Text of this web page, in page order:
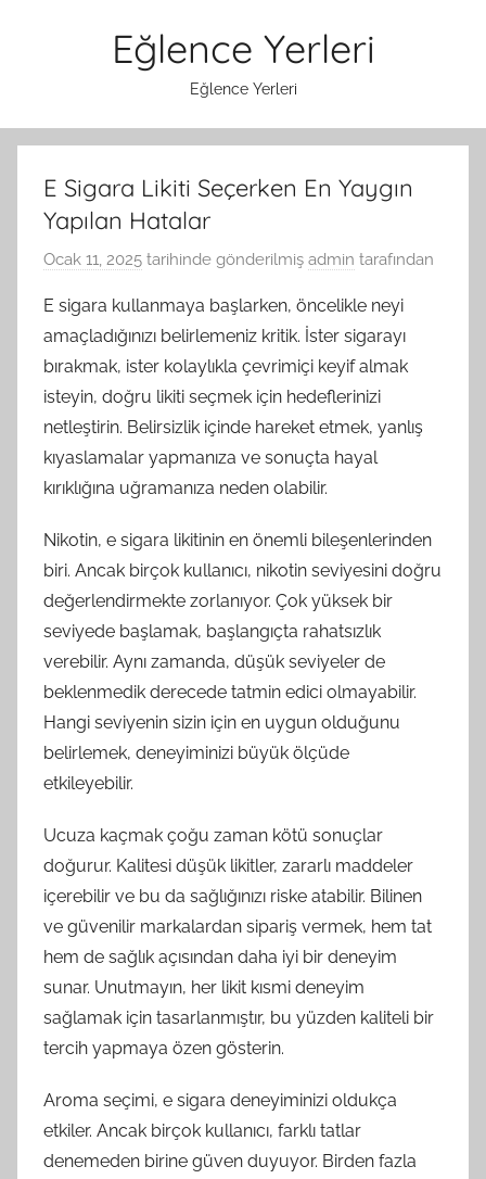
Eğlence Yerleri
Eğlence Yerleri
E Sigara Likiti Seçerken En Yaygın
Yapılan Hatalar
Ocak 11, 2025 tarihinde gönderilmiş admin tarafından
E sigara kullanmaya başlarken, öncelikle neyi
amaçladığınızı belirlemeniz kritik. İster sigarayı
bırakmak, ister kolaylıkla çevrimiçi keyif almak
isteyin, doğru likiti seçmek için hedeflerinizi
netleştirin. Belirsizlik içinde hareket etmek, yanlış
kıyaslamalar yapmanıza ve sonuçta hayal
kırıklığına uğramanıza neden olabilir.
Nikotin, e sigara likitinin en önemli bileşenlerinden
biri. Ancak birçok kullanıcı, nikotin seviyesini doğru
değerlendirmekte zorlanıyor. Çok yüksek bir
seviyede başlamak, başlangıçta rahatsızlık
verebilir. Aynı zamanda, düşük seviyeler de
beklenmedik derecede tatmin edici olmayabilir.
Hangi seviyenin sizin için en uygun olduğunu
belirlemek, deneyiminizi büyük ölçüde
etkileyebilir.
Ucuza kaçmak çoğu zaman kötü sonuçlar
doğurur. Kalitesi düşük likitler, zararlı maddeler
içerebilir ve bu da sağlığınızı riske atabilir. Bilinen
ve güvenilir markalardan sipariş vermek, hem tat
hem de sağlık açısından daha iyi bir deneyim
sunar. Unutmayın, her likit kısmi deneyim
sağlamak için tasarlanmıştır, bu yüzden kaliteli bir
tercih yapmaya özen gösterin.
Aroma seçimi, e sigara deneyiminizi oldukça
etkiler. Ancak birçok kullanıcı, farklı tatlar
denemeden birine güven duyuyor. Birden fazla